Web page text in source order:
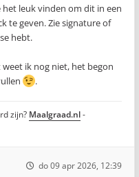
leuk vinden om dit in een
te geven. Zie signature of
hebt.
ik nog niet, het begon
.
zijn? Maalgraad.nl-
do 09 apr 2026, 12:39